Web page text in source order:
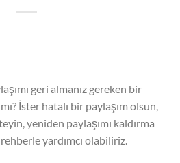
geri almanız gereken bir
İster hatalı bir paylaşım olsun,
yeniden paylaşımı kaldırma
yardımcı olabiliriz.